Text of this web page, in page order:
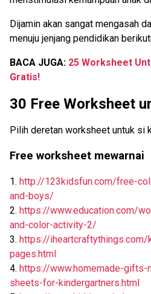
Dijamin akan sangat mengasah
menuju jenjang pendidikan
BACA JUGA: 25 Worksheet
Gratis!
30 Free Worksheet
Pilih deretan worksheet untuk si
Free worksheet mewarnai
1. http://123kidsfun.com/free-
and-boys/
2. https://www.education.com/
and-color-activity-2/
3. https://iheartcraftythings.com/
pages.html
4. https://www.homemade-gifts-
sheets-for-kindergartners.html